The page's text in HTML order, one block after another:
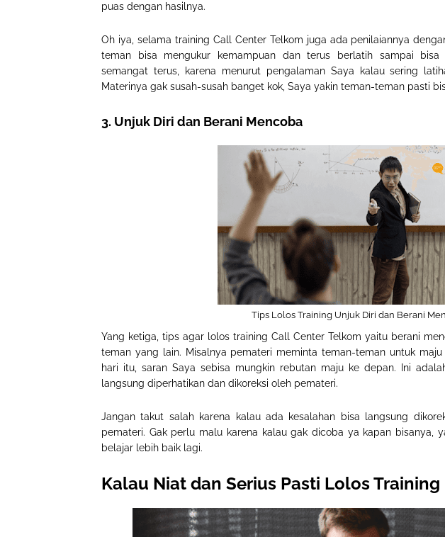
puas dengan hasilnya.
Oh iya, selama training Call Center Telkom juga ada penilaiannya
teman bisa mengukur kemampuan dan terus berlatih sampai bisa
semangat terus, karena menurut pengalaman Saya kalau sering
Materinya gak susah-susah banget kok, Saya yakin teman-teman pasti
3. Unjuk Diri dan Berani Mencoba
Tips Lolos Training Unjuk Diri dan Berani
Yang ketiga, tips agar lolos training Call Center Telkom yaitu berani
teman yang lain. Misalnya pemateri meminta teman-teman untuk
hari itu, saran Saya sebisa mungkin rebutan maju ke depan. Ini
langsung diperhatikan dan dikoreksi oleh pemateri.
Jangan takut salah karena kalau ada kesalahan bisa langsung
pemateri. Gak perlu malu karena kalau gak dicoba ya kapan bisanya,
belajar lebih baik lagi.
Kalau Niat dan Serius Pasti Lolos Training